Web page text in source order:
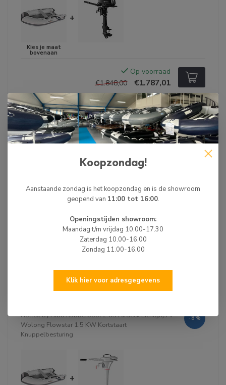
+
Op voorraad
€1.848,00
€1.787,01
Rubberboot Set Deal 6 PK
Hollex by Hibo Rubberboot 2.65 Airdeck Lichtgrijs+
-4%
+
Op voorraad
Hollex by Hibo Rubberboot 2.65 Airdeck Lichtgrijs+
Wolong Flowstar 1.5 KW Kortstaart
Knuppelbesturing
-8%
+
Koopzondag!
Aanstaande zondag is het koopzondag en is de showroom
geopend van 11:00 tot 16:00.
Openingstijden showroom:
Maandag t/m vrijdag 10.00-17.30
Zaterdag 10.00-16.00
Zondag 11.00-16.00
Klik hier voor adresgegevens